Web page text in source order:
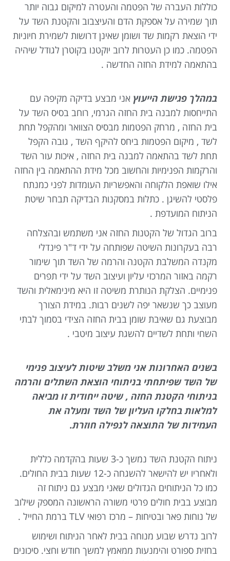
כוללות העברה של הפטמה והעטרה למיקום גבוה יותר
תוך שמירה על אספקת הדם והעיצבוב והקטנת השד על
ידי הוצאת רקמות שד ושומן שאינן דרושות לשמירת חיוניות
הפטמה. כמו כן העטרות לרוב יוקטנו בקוטרן לגודל שיהיה
בהתאמה למידת החזה החדשה .
במהלך פגישת הייעוץ אני מבצע בדיקה מקיפה עם
התייחסות למבנה בית החזה הגרמי, רוחב בסיס השד על
בית החזה , מרחק הפטמות מבסיס הצוואר ומהקפל תחת
לשד , מיקום הפטמות ביחס להיקף השד , גובה הקפל
תחת לשד בהתאמה למבנה בית החזה , איכות עור השד
והרקמות הפנימיות והחשוב מכל מידת ההתאמה בין החזה
אילו שואפת הלקוחה והאפשריות העומדות לפני כמנתח
פלסטי להשיגן . כתלות במסקנות הבדיקה תבחר שיטת
הניתוח המועדפת .
ברוב הגדול של הקטנות החזה אני משתמש ובהצלחה
רבה בעקרונות השיטה שפותחה על ידי ד"ר פינדלי
מקנדה המשלבת הקטנה והרמה של השד תוך שימור
רקמה באזור המרכזי עליון ועיצוב השד על ידי תפרים
פנימיים. הצלקת הנותרת משיטה זו היא מינימאלית והשד
מעוצב כך שנשאר יפה לשנים רבות. במידת הצורך
מבוצעת גם שאיבת שומן בבית החזה הצידי בסמוך לבתי
השחי ותחת לשדיים להשגת עיצוב מיטבי .
בשנים האחרונות אני משלב שיטות לעיצוב פנימי
של השד שפיתחתי בניתוחי הוצאת השתלים והרמה
בניתוחי הקטנת החזה , שיטה ייחודית זו מביאה
למלאות בחלקו העליון של השד ומעלה את
העמידות של התוצאה לנפילה חוזרת.
ניתוח הקטנת השד נמשך כ-3 שעות בהקדמה כללית
ולאחריו יש להישאר להשגחה כ-12 שעות בבית החולים.
כמו כל הניתוחים הגדולים שאני מבצע גם ניתוח זה
מבוצע בבית חולים פרטי משורה הראשונה המספק שילוב
של נוחות פאר ובטיחות – מרכז רפואי TLV ברמת החייל .
לרוב נדרש שבוע מנוחה בבית לאחר הניתוח ושימוש
בחזית ספורט והימנעות ממאמץ למשך חודש וחצי. סיכונים